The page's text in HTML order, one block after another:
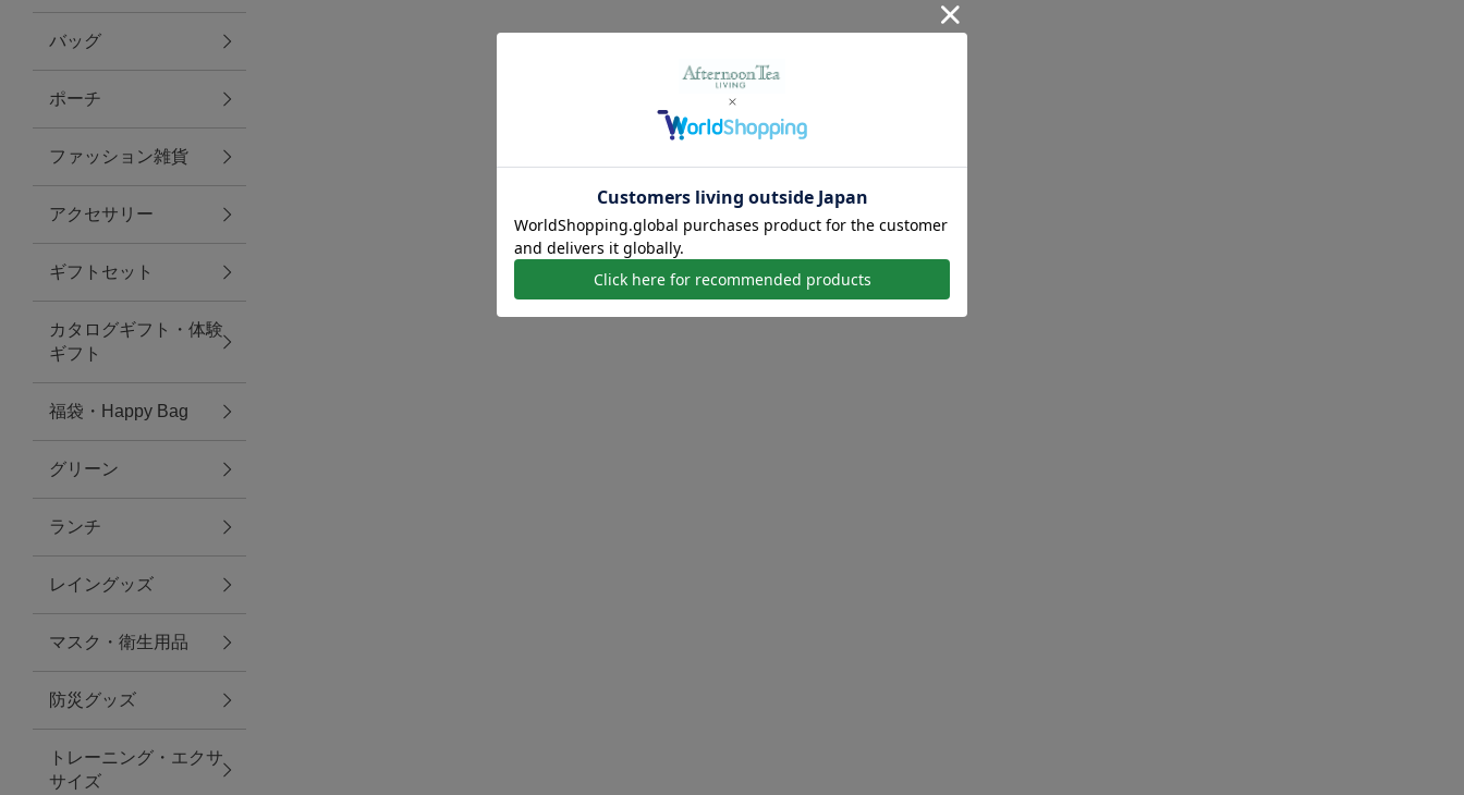
グリーン
バス＆ビューティー
バス＆ビューティー
タオル
ウエア＆バッグ
ウエア
レイングッズ
アクセサリー
ファッション雑貨
ファッショングッズ
スマホケース・アクセサリー
ポーチ
ステーショナリー
バッグ
ポーチ
ファッション雑貨
アクセサリー
ギフトセット
カタログギフト・体験
ギフト
福袋・Happy Bag
グリーン
ランチ
レイングッズ
マスク・衛生用品
防災グッズ
トレーニング・エクサ
サイズ